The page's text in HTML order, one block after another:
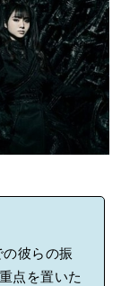
ネル展が開催中
の彼らの振
点を置いた